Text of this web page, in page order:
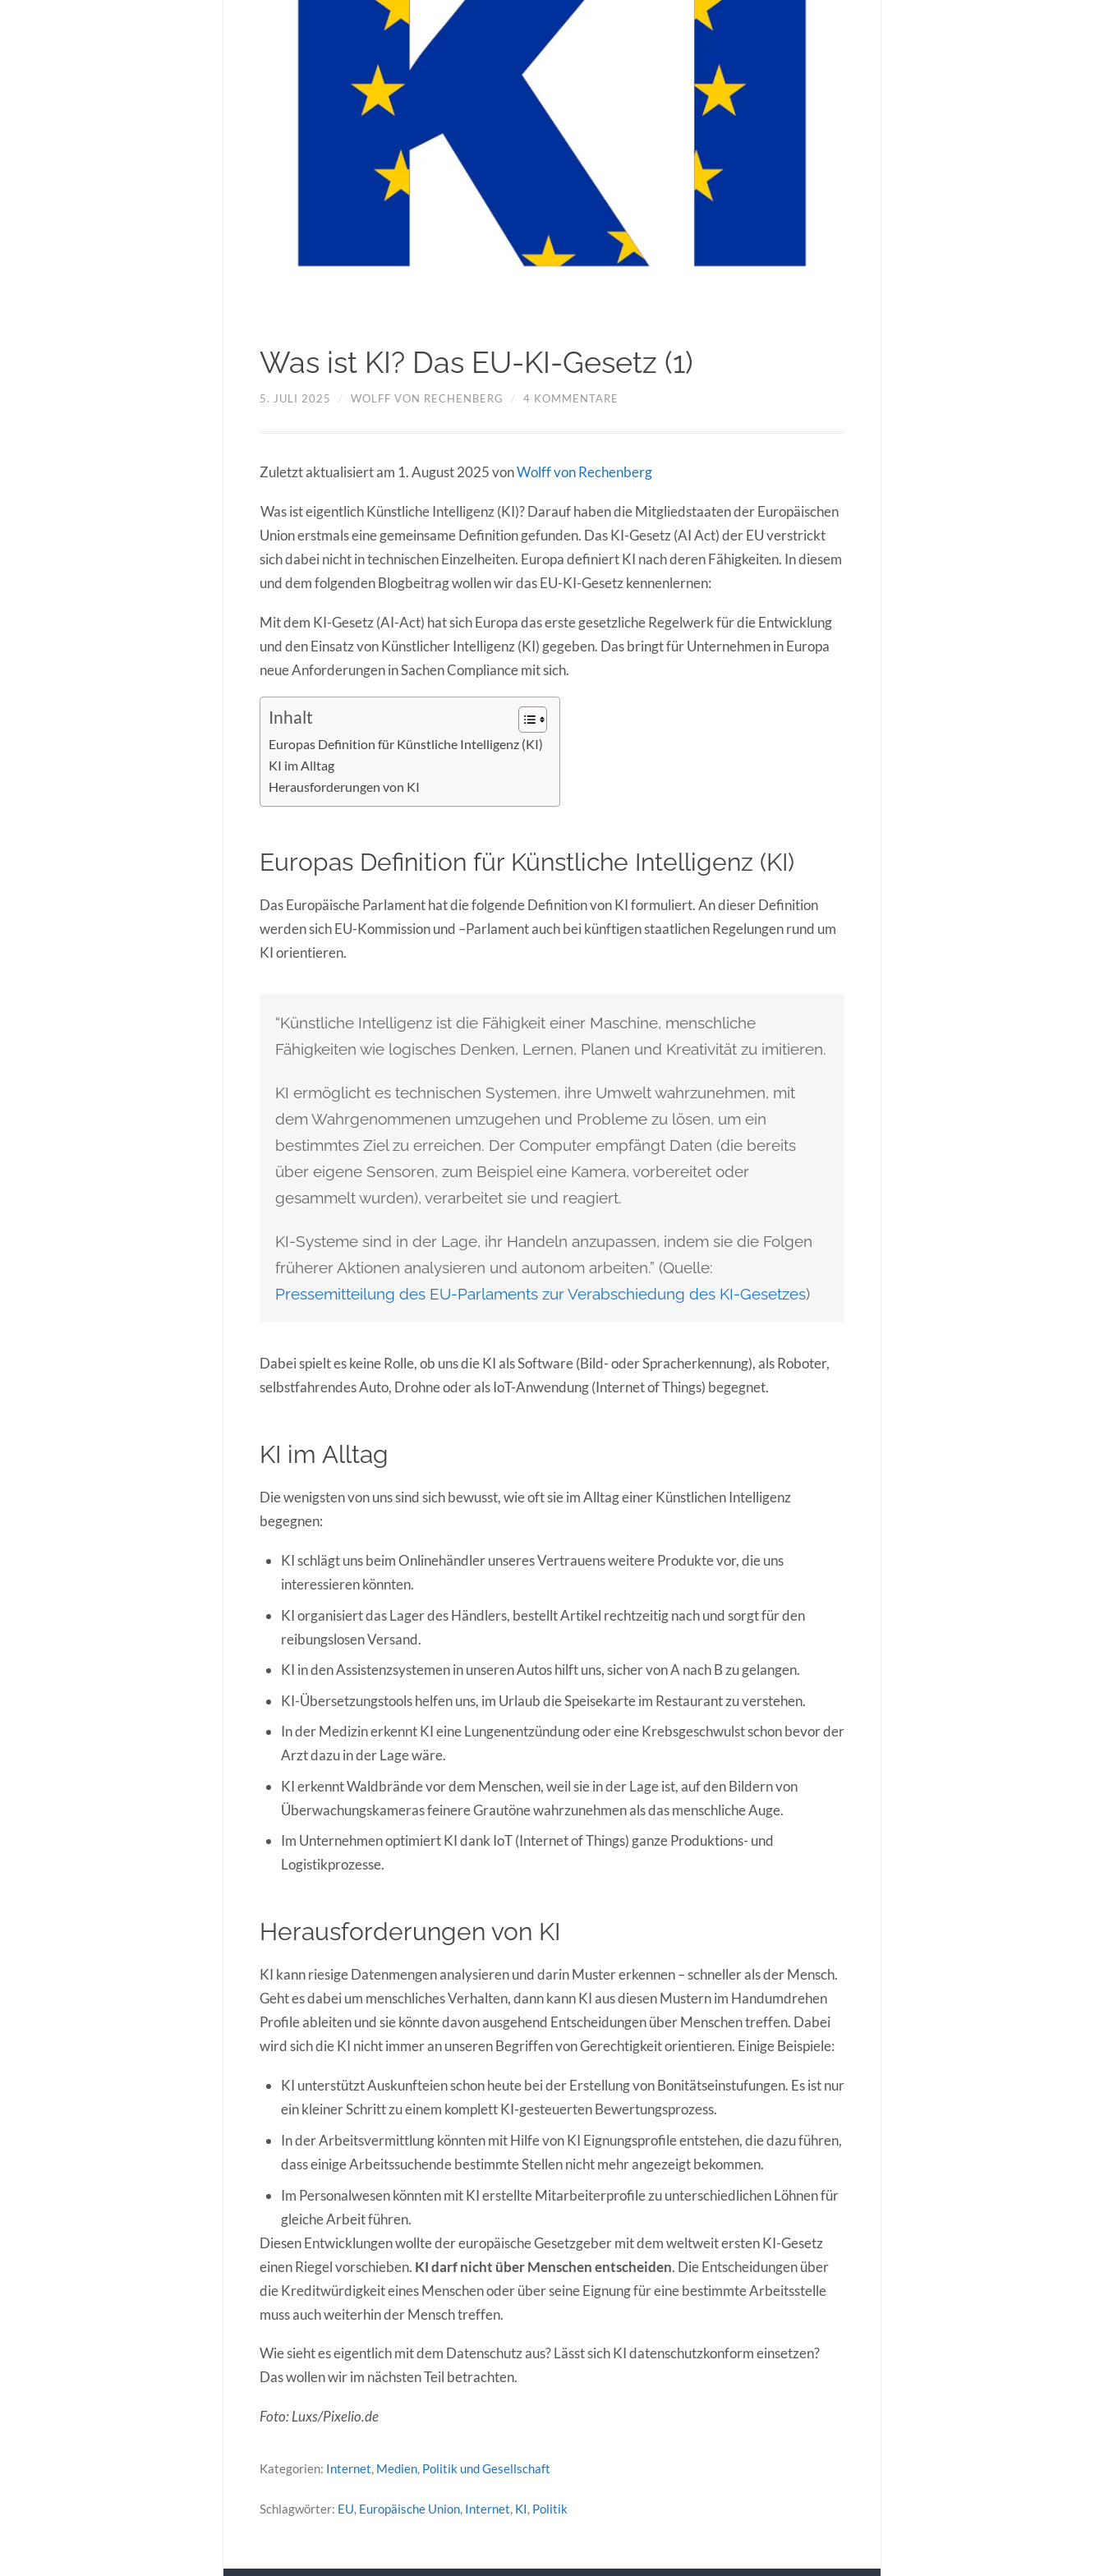
Was ist KI? Das EU-KI-Gesetz (1)
5. JULI 2025 / WOLFF VON RECHENBERG / 4 KOMMENTARE
Zuletzt aktualisiert am 1. August 2025 vonWolff von Rechenberg
Was ist eigentlich Künstliche Intelligenz (KI)? Darauf haben die Mitgliedstaaten der Europäischen
Union erstmals eine gemeinsame Definition gefunden. Das KI-Gesetz (AI Act) der EU verstrickt
sich dabei nicht in technischen Einzelheiten. Europa definiert KI nach deren Fähigkeiten. In diesem
und dem folgenden Blogbeitrag wollen wir das EU-KI-Gesetz kennenlernen:
Mit dem KI-Gesetz (AI-Act) hat sich Europa das erste gesetzliche Regelwerk für die Entwicklung
und den Einsatz von Künstlicher Intelligenz (KI) gegeben. Das bringt für Unternehmen in Europa
neue Anforderungen in Sachen Compliance mit sich.
Inhalt
Europas Definition für Künstliche Intelligenz (KI)
KI im Alltag
Herausforderungen von KI
Europas Definition für Künstliche Intelligenz (KI)
Das Europäische Parlament hat die folgende Definition von KI formuliert. An dieser Definition
werden sich EU-Kommission und –Parlament auch bei künftigen staatlichen Regelungen rund um
KI orientieren.
“Künstliche Intelligenz ist die Fähigkeit einer Maschine, menschliche
Fähigkeiten wie logisches Denken, Lernen, Planen und Kreativität zu imitieren.
KI ermöglicht es technischen Systemen, ihre Umwelt wahrzunehmen, mit
dem Wahrgenommenen umzugehen und Probleme zu lösen, um ein
bestimmtes Ziel zu erreichen. Der Computer empfängt Daten (die bereits
über eigene Sensoren, zum Beispiel eine Kamera, vorbereitet oder
gesammelt wurden), verarbeitet sie und reagiert.
KI-Systeme sind in der Lage, ihr Handeln anzupassen, indem sie die Folgen
früherer Aktionen analysieren und autonom arbeiten.” (Quelle:
Pressemitteilung des EU-Parlaments zur Verabschiedung des KI-Gesetzes)
Dabei spielt es keine Rolle, ob uns die KI als Software (Bild- oder Spracherkennung), als Roboter,
selbstfahrendes Auto, Drohne oder als IoT-Anwendung (Internet of Things) begegnet.
KI im Alltag
Die wenigsten von uns sind sich bewusst, wie oft sie im Alltag einer Künstlichen Intelligenz
begegnen:
KI schlägt uns beim Onlinehändler unseres Vertrauens weitere Produkte vor, die uns
interessieren könnten.
KI organisiert das Lager des Händlers, bestellt Artikel rechtzeitig nach und sorgt für den
reibungslosen Versand.
KI in den Assistenzsystemen in unseren Autos hilft uns, sicher von A nach B zu gelangen.
KI-Übersetzungstools helfen uns, im Urlaub die Speisekarte im Restaurant zu verstehen.
In der Medizin erkennt KI eine Lungenentzündung oder eine Krebsgeschwulst schon bevor der
Arzt dazu in der Lage wäre.
KI erkennt Waldbrände vor dem Menschen, weil sie in der Lage ist, auf den Bildern von
Überwachungskameras feinere Grautöne wahrzunehmen als das menschliche Auge.
Im Unternehmen optimiert KI dank IoT (Internet of Things) ganze Produktions- und
Logistikprozesse.
Herausforderungen von KI
KI kann riesige Datenmengen analysieren und darin Muster erkennen – schneller als der Mensch.
Geht es dabei um menschliches Verhalten, dann kann KI aus diesen Mustern im Handumdrehen
Profile ableiten und sie könnte davon ausgehend Entscheidungen über Menschen treffen. Dabei
wird sich die KI nicht immer an unseren Begriffen von Gerechtigkeit orientieren. Einige Beispiele:
KI unterstützt Auskunfteien schon heute bei der Erstellung von Bonitätseinstufungen. Es ist nur
ein kleiner Schritt zu einem komplett KI-gesteuerten Bewertungsprozess.
In der Arbeitsvermittlung könnten mit Hilfe von KI Eignungsprofile entstehen, die dazu führen,
dass einige Arbeitssuchende bestimmte Stellen nicht mehr angezeigt bekommen.
Im Personalwesen könnten mit KI erstellte Mitarbeiterprofile zu unterschiedlichen Löhnen für
gleiche Arbeit führen.
Diesen Entwicklungen wollte der europäische Gesetzgeber mit dem weltweit ersten KI-Gesetz
einen Riegel vorschieben. KI darf nicht über Menschen entscheiden. Die Entscheidungen über
die Kreditwürdigkeit eines Menschen oder über seine Eignung für eine bestimmte Arbeitsstelle
muss auch weiterhin der Mensch treffen.
Wie sieht es eigentlich mit dem Datenschutz aus? Lässt sich KI datenschutzkonform einsetzen?
Das wollen wir im nächsten Teil betrachten.
Foto: Luxs/Pixelio.de
Kategorien: Internet, Medien, Politik und Gesellschaft
Schlagwörter: EU, Europäische Union, Internet, KI, Politik